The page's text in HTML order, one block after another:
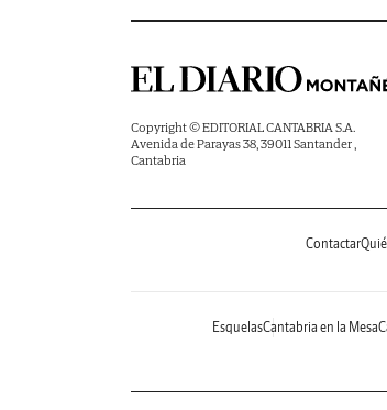
Copyright © EDITORIAL CANTABRIA S.A.
Avenida de Parayas 38, 39011 Santander ,
Cantabria
Contactar
EsquelasCantabria en la Mesa